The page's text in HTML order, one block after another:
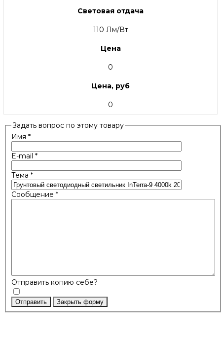
Световая отдача
110 Лм/Вт
Цена
0
Цена, руб
0
Задать вопрос по этому товару
Имя *
E-mail *
Тема *
Сообщение *
Отправить копию себе?
Отправить Закрыть форму